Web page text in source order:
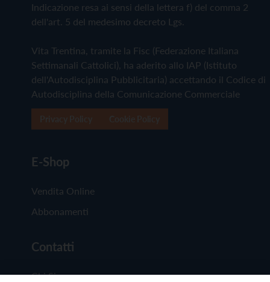
Indicazione resa ai sensi della lettera f) del comma 2
dell'art. 5 del medesimo decreto Lgs.
Vita Trentina, tramite la Fisc (Federazione Italiana
Settimanali Cattolici), ha aderito allo IAP (Istituto
dell'Autodisciplina Pubblicitaria) accettando il Codice di
Autodisciplina della Comunicazione Commerciale
E-Shop
Vendita Online
Abbonamenti
Contatti
Chi Siamo